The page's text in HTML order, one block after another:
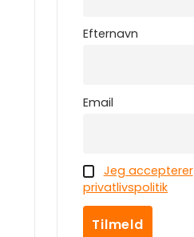
Efternavn
Email
Jeg accepterer
privatlivspolitik